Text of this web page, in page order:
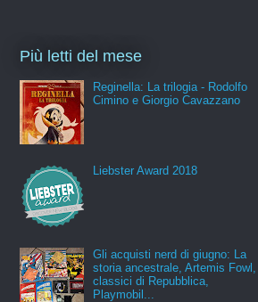
Più letti del mese
Reginella: La trilogia - Rodolfo
Cimino e Giorgio Cavazzano
Liebster Award 2018
Gli acquisti nerd di giugno: La
storia ancestrale, Artemis Fowl, I
classici di Repubblica,
Playmobil...